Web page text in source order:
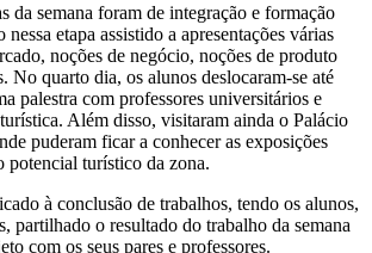
da semana foram de integração e formação
nessa etapa assistido a apresentações várias
noções de negócio, noções de produto
No quarto dia, os alunos deslocaram-se até
palestra com professores universitários e
Além disso, visitaram ainda o Palácio
puderam ficar a conhecer as exposições
potencial turístico da zona.
à conclusão de trabalhos, tendo os alunos,
partilhado o resultado do trabalho da semana
com os seus pares e professores.